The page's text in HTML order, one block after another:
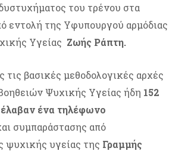
του τρένου στα
εντολή της Υφυπουργού αρμόδιας
Υγείας Ζωής Ράπτη.
βασικές μεθοδολογικές αρχές
Ψυχικής Υγείας ήδη 152
έλαβαν ένα τηλέφωνο
συμπαράστασης από
ψυχικής υγείας της Γραμμής